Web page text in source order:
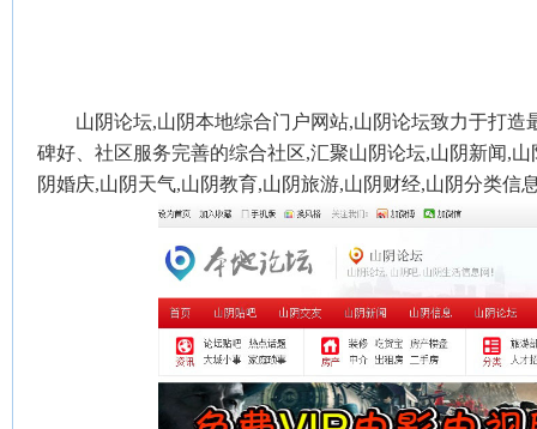
山阴论坛,山阴本地综合门户网站,山阴论坛致力于打
碑好、社区服务完善的综合社区,汇聚山阴论坛,山阴新闻,
阴婚庆,山阴天气,山阴教育,山阴旅游,山阴财经,山阴分类信